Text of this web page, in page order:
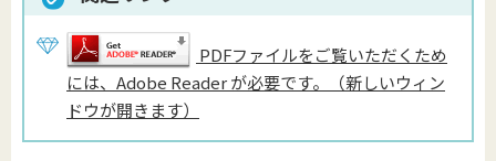
PDFファイルをご覧いただくため
には、Adobe Reader が必要です。（新しいウィン
ドウが開きます）